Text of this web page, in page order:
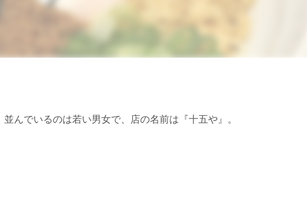
んでいるのは若い男女で、店の名前は『十五や』。